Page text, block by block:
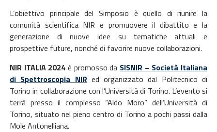
L’obiettivo principale del Simposio è quello di riunire la
comunità scientifica NIR e promuovere il dibattito e la
generazione di nuove idee su tematiche attuali e
prospettive future, nonché di favorire nuove collaborazioni.
NIR ITALIA 2024 è promosso da SISNIR – Società Italiana
di Spettroscopia NIR ed organizzato dal Politecnico di
Torino in collaborazione con l’Università di Torino. L’evento si
terrà presso il complesso “Aldo Moro” dell’Università di
Torino, situato nel pieno centro di Torino a pochi passi dalla
Mole Antonelliana.